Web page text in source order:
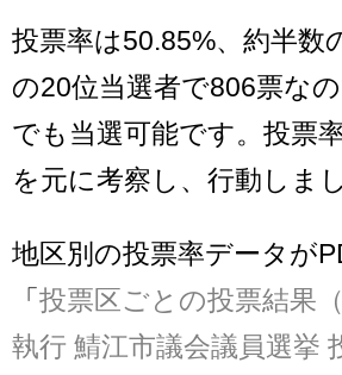
投票率は50.85%、約半数
の20位当選者で806票な
でも当選可能です。投票
を元に考察し、行動しま
地区別の投票率データが
「投票区ごとの投票結果
執行 鯖江市議会議員選挙